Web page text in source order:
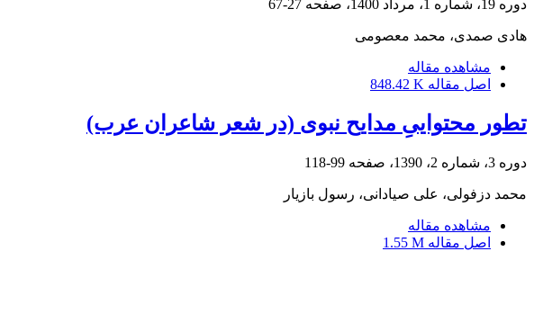
دوره 19، شماره 1، مرداد 1400، صفحه 27-67
هادی صمدی، محمد معصومی
مشاهده مقاله
اصل مقاله 848.42 K
تطور محتواییِ مدایح نبوی (در شعر شاعران عرب)
دوره 3، شماره 2، 1390، صفحه 99-118
محمد دزفولی، علی صیادانی، رسول بازیار
مشاهده مقاله
اصل مقاله 1.55 M